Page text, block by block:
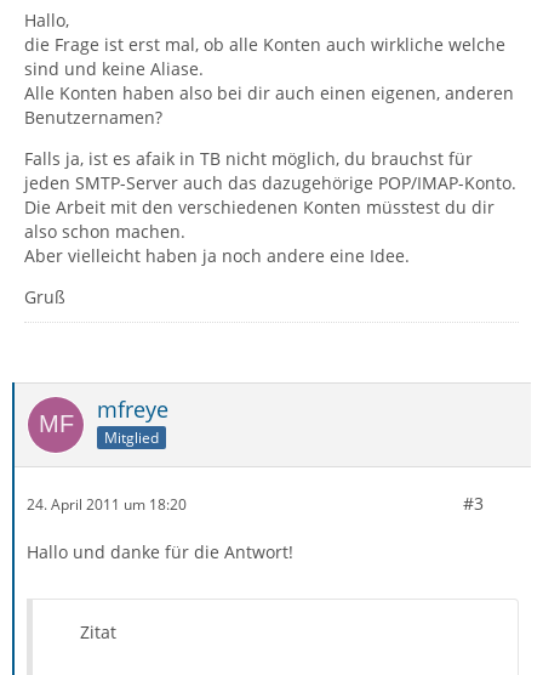
Hallo,
die Frage ist erst mal, ob alle Konten auch wirkliche welche
sind und keine Aliase.
Alle Konten haben also bei dir auch einen eigenen, anderen
Benutzernamen?
Falls ja, ist es afaik in TB nicht möglich, du brauchst für
jeden SMTP-Server auch das dazugehörige POP/IMAP-Konto.
Die Arbeit mit den verschiedenen Konten müsstest du dir
also schon machen.
Aber vielleicht haben ja noch andere eine Idee.
Gruß
mfreye
Mitglied
24. April 2011 um 18:20 #3
Hallo und danke für die Antwort!
Zitat